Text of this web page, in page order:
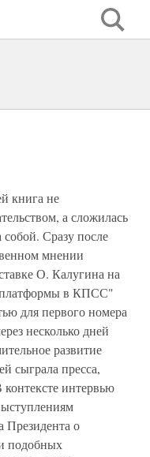
книга не
а сложилась
Сразу после
мнении
О. Калугина на
платформы в КПСС"
для первого номера
несколько дней
развитие
сыграла пресса,
интервью
Президента о
подобных